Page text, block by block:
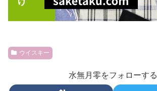
ウイスキー
水無月零をフォローする